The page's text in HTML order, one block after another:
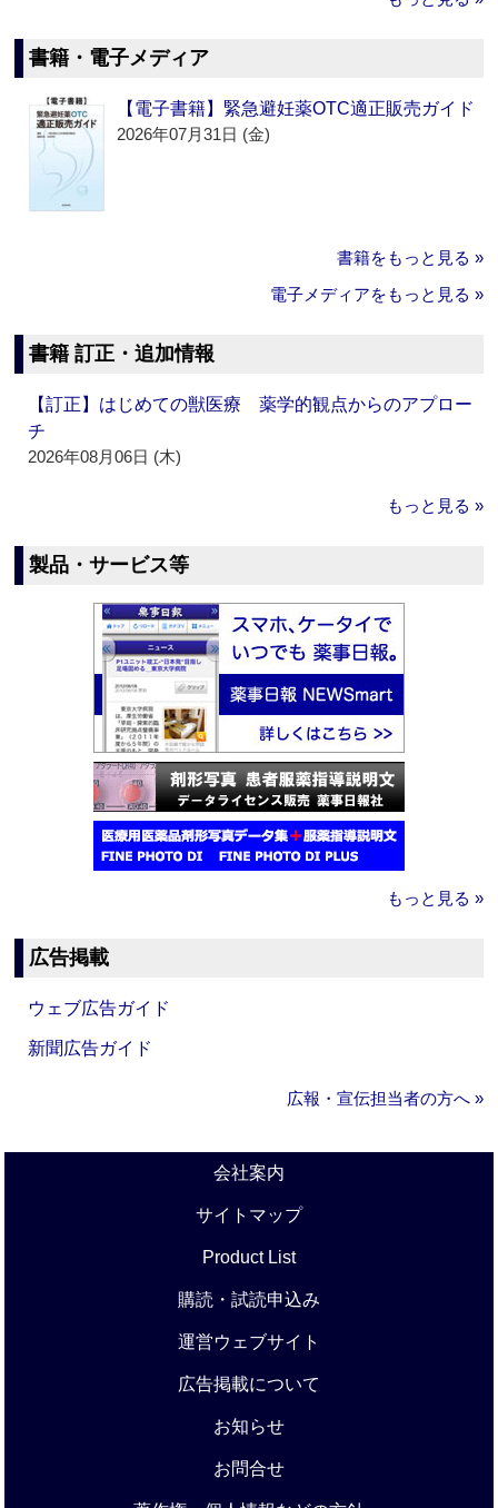
書籍・電子メディア
【電子書籍】緊急避妊薬OTC適正販売ガイド
2026年07月31日 (金)
書籍をもっと見る »
電子メディアをもっと見る »
書籍 訂正・追加情報
【訂正】はじめての獣医療 薬学的観点からのアプロー
チ
2026年08月06日 (木)
もっと見る »
製品・サービス等
もっと見る »
広告掲載
ウェブ広告ガイド
新聞広告ガイド
広報・宣伝担当者の方へ »
会社案内
サイトマップ
Product List
購読・試読申込み
運営ウェブサイト
広告掲載について
お知らせ
お問合せ